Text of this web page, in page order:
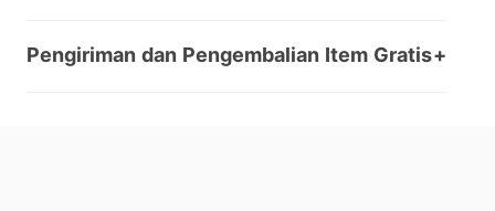
Pengiriman dan Pengembalian Item Gratis